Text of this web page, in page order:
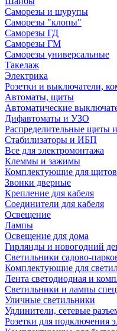
Саморезы и шурупы
Саморезы "клопы"
Саморезы ГД
Саморезы ГМ
Саморезы универсальные
Такелаж
Электрика
Розетки и выключатели,
Автоматы, щиты
Автоматические
Дифавтоматы и УЗО
Распределительные щиты
Стабилизаторы и ИБП
Все для электромонтажа
Клеммы и зажимы
Комплектующие для
Звонки дверные
Крепление для кабеля
Соединители для кабеля
Освещение
Лампы
Освещение для дома
Гирлянды и новогодний
Светильники садово-
Комплектующие для
Лента светодиодная и
Светильники и лампы
Уличные светильники
Удлинители, сетевые
Розетки для подключения